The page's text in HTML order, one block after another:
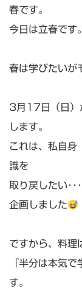
春です。
今日は立春です。
春は学びたいが
3月17日（日）
します。
これは、私自身
識を
取り戻したい･･
企画しました
ですから、料理
『半分は本気
す。